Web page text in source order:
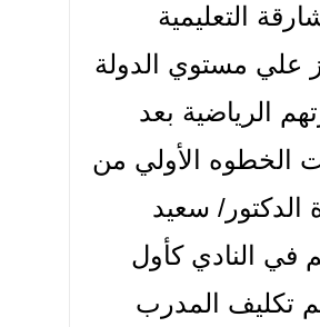
التعليمية
علي مستوي الدولة
الرياضية بعد
الخطوه الأولي من
الدكتور/ سعيد
في النادي كأول
تكليف المدرب